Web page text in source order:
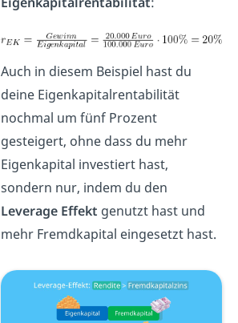
Auch in diesem Beispiel hast du
deine Eigenkapitalrentabilität
nochmal um fünf Prozent
gesteigert, ohne dass du mehr
Eigenkapital investiert hast,
sondern nur, indem du den
Leverage Effekt genutzt hast und
mehr Fremdkapital eingesetzt hast.